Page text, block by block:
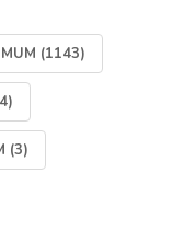
(1143)
(3)